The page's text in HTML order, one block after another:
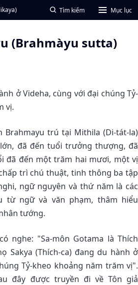
Tìm kiếm Mục lục
(Brahmàyu sutta)
ở Videha, cùng với đại chúng Tỷ-
vị.
Brahmayu trú tại Mithila (Di-tát-la)
đã đến tuổi trưởng thượng, đã
đã đến một trăm hai mươi, một vị
trì chú thuật, tinh thông ba tập
ngữ nguyên và thứ năm là các
từ ngữ và văn phạm, thâm hiểu
tướng.
nghe: "Sa-môn Gotama là Thích
Sakya (Thích-ca) đang du hành ở
Tỷ-kheo khoảng năm trăm vị".
đây được truyền đi về Tôn giả